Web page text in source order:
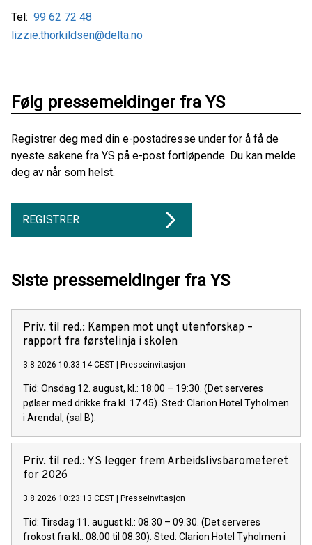
Tel: 99 62 72 48
lizzie.thorkildsen@delta.no
Følg pressemeldinger fra YS
Registrer deg med din e-postadresse under for å få de
nyeste sakene fra YS på e-post fortløpende. Du kan melde
deg av når som helst.
REGISTRER
Siste pressemeldinger fra YS
Priv. til red.: Kampen mot ungt utenforskap –
rapport fra førstelinja i skolen
3.8.2026 10:33:14 CEST Presseinvitasjon
Tid: Onsdag 12. august, kl.: 18:00 – 19:30. (Det serveres
pølser med drikke fra kl. 17.45). Sted: Clarion Hotel Tyholmen
i Arendal, (sal B).
Priv. til red.: YS legger frem Arbeidslivsbarometeret
for 2026
3.8.2026 10:23:13 CEST Presseinvitasjon
Tid: Tirsdag 11. august kl.: 08.30 – 09.30. (Det serveres
frokost fra kl.: 08.00 til 08.30). Sted: Clarion Hotel Tyholmen i